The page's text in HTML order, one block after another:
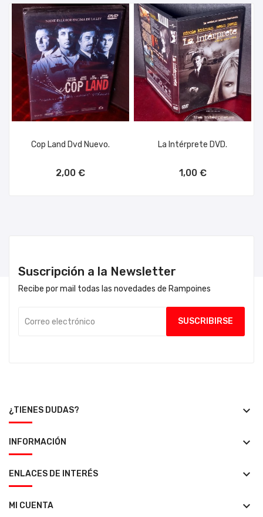
Cop Land Dvd Nuevo.
2,00 €
La Intérprete DVD.
1,00 €
Suscripción a la Newsletter
Recibe por mail todas las novedades de Rampoines
¿TIENES DUDAS? keyboard_arrow_down
INFORMACIÓN keyboard_arrow_down
ENLACES DE INTERÉS keyboard_arrow_down
MI CUENTA keyboard_arrow_down